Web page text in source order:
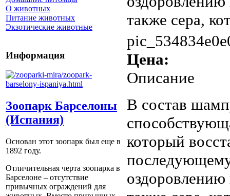
О животных
Питание животных
Экзотические животные
Информация
Зоопарк Барселоны
(Испания)
Основан этот зоопарк был еще в
1892 году.
Отличительная черта зоопарка в
Барселоне – отсутствие
привычных ограждений для
также сера,
Цена:
Описание
В состав
который
оздоровлению